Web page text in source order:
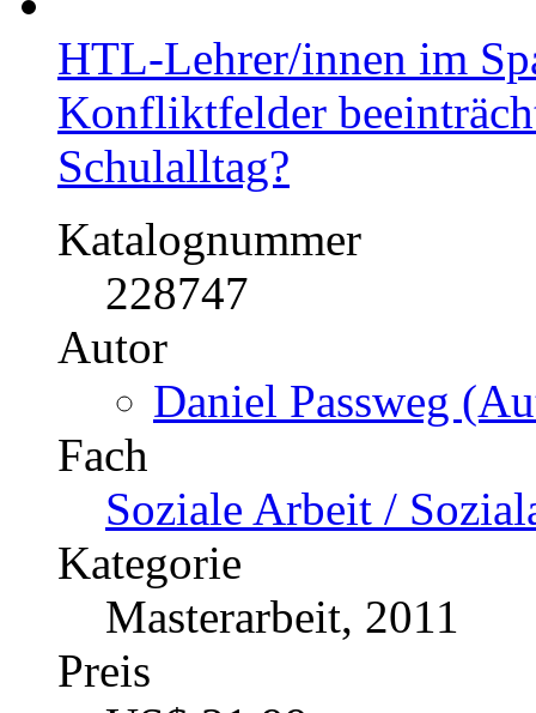
Katalognummer
228577
Autoren
Uwe Bußmann
Silvia
Fach
BWL -
Organisation
Kategorie
Studienarbeit, 2009
Preis
US$ 31,99